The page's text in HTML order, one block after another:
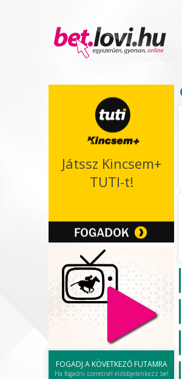
Játssz Kincsem+
TUTI-t!
FOGADJ A KÖVETKEZŐ FUTAMRA
Ha fogadni szeretnél előbbjelenkezz be!